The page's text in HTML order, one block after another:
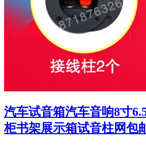
汽车试音箱汽车音响8寸
柜书架展示箱试音柱网包